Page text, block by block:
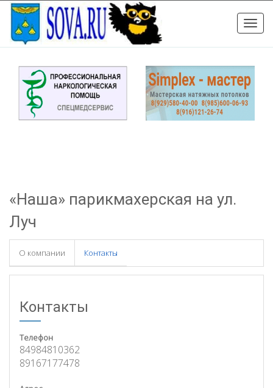
Toggle
«Наша» парикмахерская на ул.
Луч
О компании Контакты
Контакты
Телефон
84984810362
89167177478